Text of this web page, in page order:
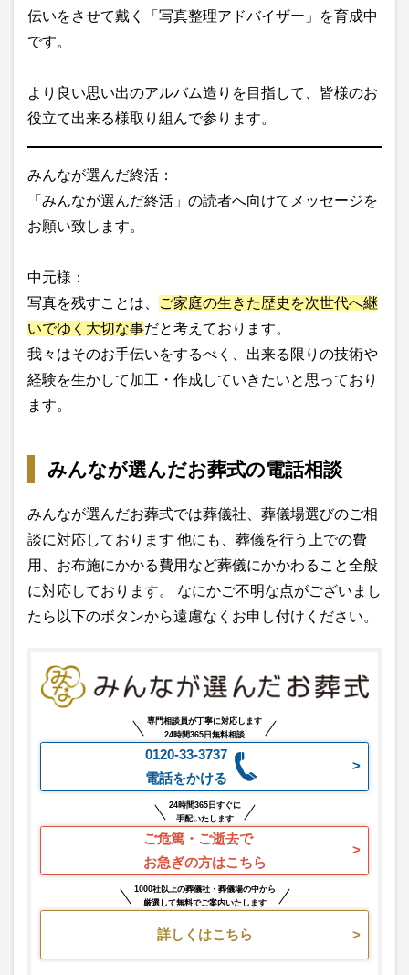
伝いをさせて戴く「写真整理アドバイザー」を育成中
です。
より良い思い出のアルバム造りを目指して、皆様のお
役立て出来る様取り組んで参ります。
みんなが選んだ終活：
「みんなが選んだ終活」の読者へ向けてメッセージを
お願い致します。
中元様：
写真を残すことは、
ご家庭の生きた歴史を次世代へ継
いでゆく大切な事だと考えております。
我々はそのお手伝いをするべく、出来る限りの技術や
経験を生かして加工・作成していきたいと思っており
ます。
みんなが選んだお葬式の電話相談
みんなが選んだお葬式では葬儀社、葬儀場選びのご相
談に対応しております 他にも、葬儀を行う上での費
用、お布施にかかる費用など葬儀にかかわること全般
に対応しております。 なにかご不明な点がございまし
たら以下のボタンから遠慮なくお申し付けください。
専門相談員が丁寧に対応します
24時間365日無料相談
0120-33-3737
電話をかける
24時間365日すぐに
手配いたします
ご危篤・ご逝去で
お急ぎの方はこちら
1000社以上の葬儀社・葬儀場の中から
厳選して無料でご案内いたします
詳しくはこちら